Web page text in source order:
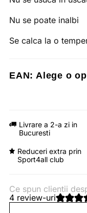
Nu se poate inalbi
Se calca la o
EAN: Alege o
Livrare a 2-a zi in
Bucuresti
Reduceri extra prin
Sport4all club
Ce spun clientii
4 review-uri